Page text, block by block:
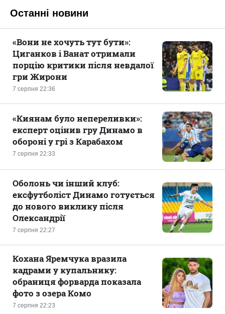
Останні новини
7 серпня 22:36
«Вони не хочуть тут бути»:
Циганков і Ванат отримали
порцію критики після невдалої
гри Жирони
7 серпня 22:33
«Киянам було непереливки»:
експерт оцінив гру Динамо в
обороні у грі з Карабахом
7 серпня 22:27
Оболонь чи інший клуб:
ексфутболіст Динамо готується
до нового виклику після
Олександрії
7 серпня 22:23
Кохана Яремчука вразила
кадрами у купальнику:
обраниця форварда показала
фото з озера Комо